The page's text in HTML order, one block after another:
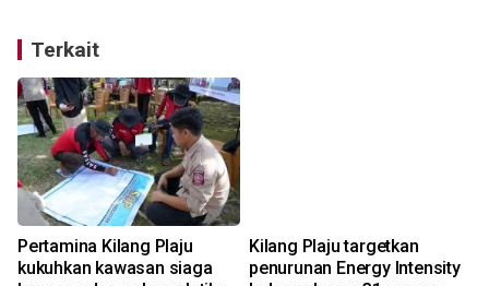
Terkait
Pertamina Kilang Plaju
kukuhkan kawasan siaga
Kilang Plaju targetkan
penurunan Energy Intensity